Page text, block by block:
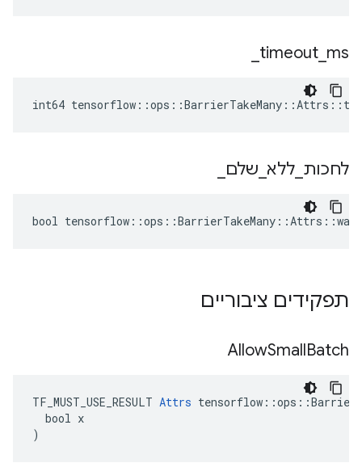
timeout ms
int64
לחכות ללא שלם
bool
תפקידים ציבוריים
AllowSmallBatch
TF_MUST_USE_RESULT Attrs
  bool x
)